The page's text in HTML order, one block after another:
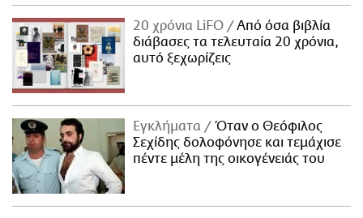
NEWSLETTER
ΜΙΚΡΟΠΡΑΓΜΑΤΑ
THE GOOD LIFO
LIFOLAND
CITY GUIDE
ΑΜΠΑ
PRINT
20 χρόνια LiFO
Από όσα βιβλία
διάβασες τα τελευταία 20 χρόνια,
αυτό ξεχωρίζεις
Εγκλήματα
Όταν ο Θεόφιλος
Σεχίδης δολοφόνησε και τεμάχισε
πέντε μέλη της οικογένειάς του